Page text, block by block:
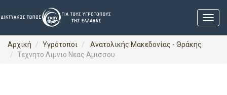
Αρχική Υγρότοποι
Ανατολικής Μακεδονίας - Θράκης
Τεχνητο Λιμνιο Νεας Αμισσου